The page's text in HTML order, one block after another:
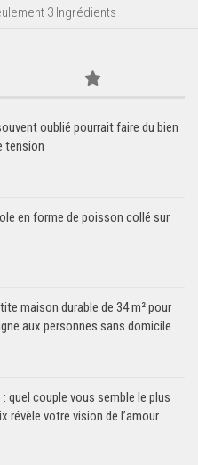
3 Ingrédients
oublié pourrait faire du bien
tension
en forme de poisson collé sur
maison durable de 34 m² pour
aux personnes sans domicile
quel couple vous semble le plus
révèle votre vision de l’amour